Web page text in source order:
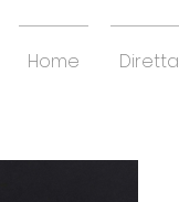
Home Diretta